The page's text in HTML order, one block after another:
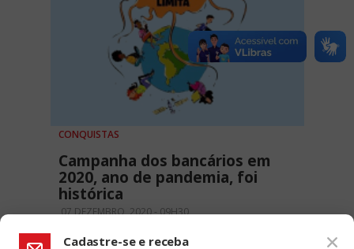
CONQUISTAS
Campanha dos bancários em
2020, ano de pandemia, foi
histórica
07 DEZEMBRO, 2020 - 09H30
Cadastre-se e receba